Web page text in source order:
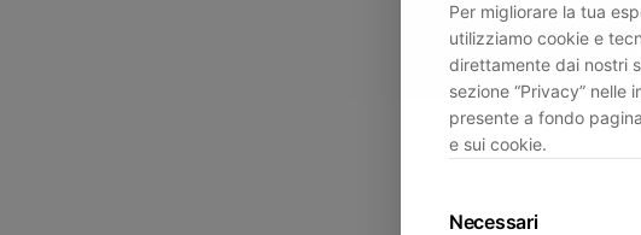
Per migliorare la tua
utilizziamo cookie e
direttamente dai nostri
sezione “Privacy” nelle
presente a fondo
e sui cookie.
Necessari